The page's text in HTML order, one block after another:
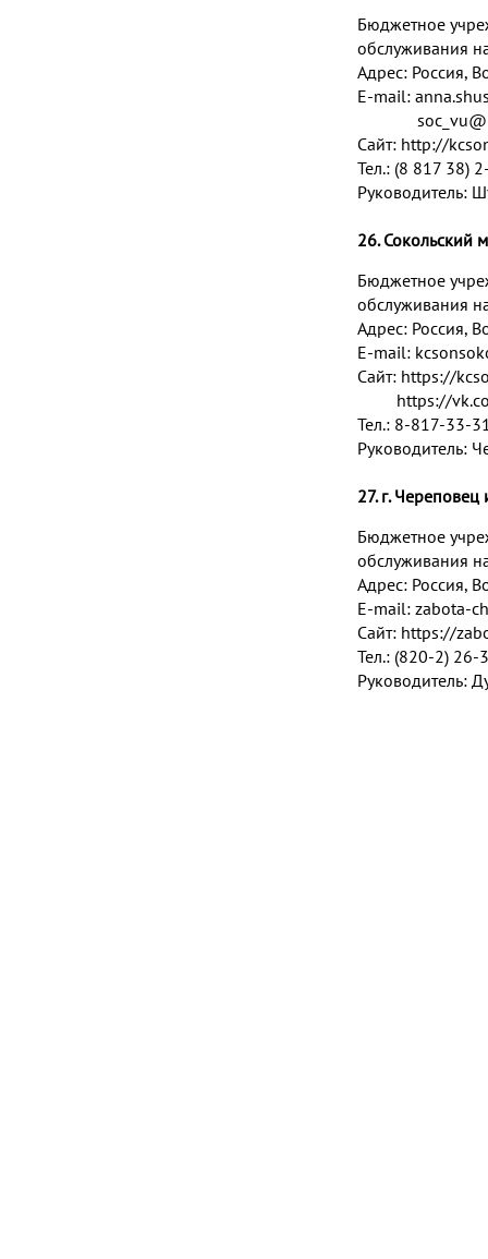
Бюджетное
обслуживания
Адрес: Россия,
E-mail:
Сайт: http://
Тел.: (8 817 38)
Руководитель:
26. Сокольский
Бюджетное
обслуживания
Адрес: Россия,
E-mail:
Сайт: https://
https://
Тел.: 8-817-33-
Руководитель:
27. г.
Бюджетное
обслуживания
Адрес: Россия,
E-mail: zabota-
Сайт: https://
Тел.: (820-2) 26-
Руководитель: